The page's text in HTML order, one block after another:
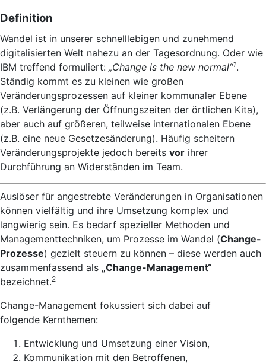
Definition
Wandel ist in unserer schnelllebigen und zunehmend
digitalisierten Welt nahezu an der Tagesordnung. Oder wie
IBM treffend formuliert: „Change is the new normal“1.
Ständig kommt es zu kleinen wie großen
Veränderungsprozessen auf kleiner kommunaler Ebene
(z.B. Verlängerung der Öffnungszeiten der örtlichen Kita),
aber auch auf größeren, teilweise internationalen Ebene
(z.B. eine neue Gesetzesänderung). Häufig scheitern
Veränderungsprojekte jedoch bereits vor ihrer
Durchführung an Widerständen im Team.
Auslöser für angestrebte Veränderungen in Organisationen
können vielfältig und ihre Umsetzung komplex und
langwierig sein. Es bedarf spezieller Methoden und
Managementtechniken, um Prozesse im Wandel (Change-
Prozesse) gezielt steuern zu können – diese werden auch
zusammenfassend als „Change-Management“
bezeichnet.2
Change-Management fokussiert sich dabei auf
folgende Kernthemen:
Entwicklung und Umsetzung einer Vision,
Kommunikation mit den Betroffenen,